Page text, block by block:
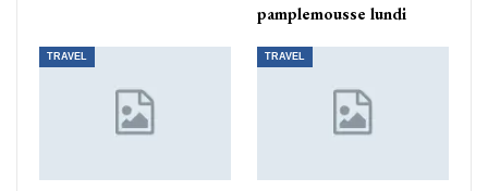
pamplemousse lundi
TRAVEL TRAVEL